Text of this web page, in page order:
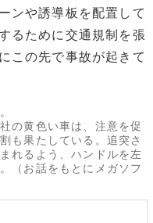
ンや誘導板を配置して
るために交通規制を張
この先で事故が起きて
の黄色い車は、注意を促
も果たしている。追突さ
れるよう、ハンドルを左
（お話をもとにメガソフ